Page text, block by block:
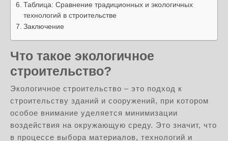
Таблица: Сравнение традиционных и экологичных
технологий в строительстве
Заключение
Что такое экологичное
строительство?
Экологичное строительство – это подход к
строительству зданий и сооружений, при котором
особое внимание уделяется минимизации
воздействия на окружающую среду. Это значит, что
в процессе выбора материалов, технологий и